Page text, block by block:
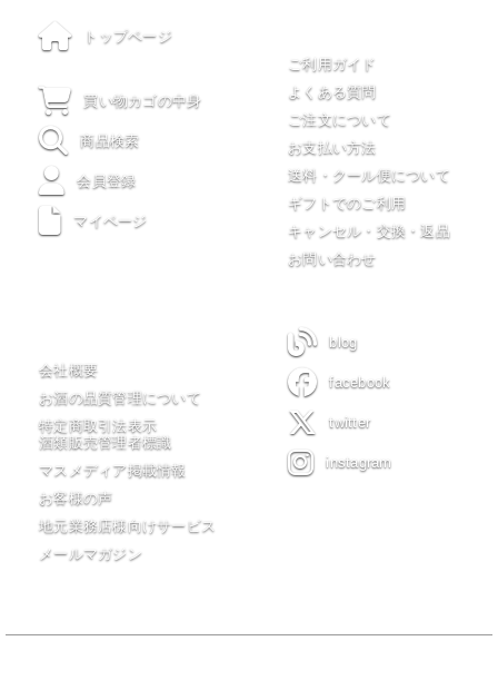
トップページ
買い物カゴの中身
商品検索
会員登録
マイページ
ご利用ガイド
よくある質問
ご注文について
お支払い方法
送料・クール便について
ギフトでのご利用
キャンセル・交換・返品
お問い合わせ
会社概要
お酒の品質管理について
特定商取引法表示
酒類販売管理者標識
マスメディア掲載情報
お客様の声
地元業務店様向けサービス
メールマガジン
blog
facebook
twitter
instagram